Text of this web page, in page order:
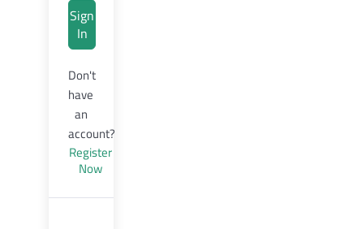
Sign
In
Don't
have
an
account?
Register
Now